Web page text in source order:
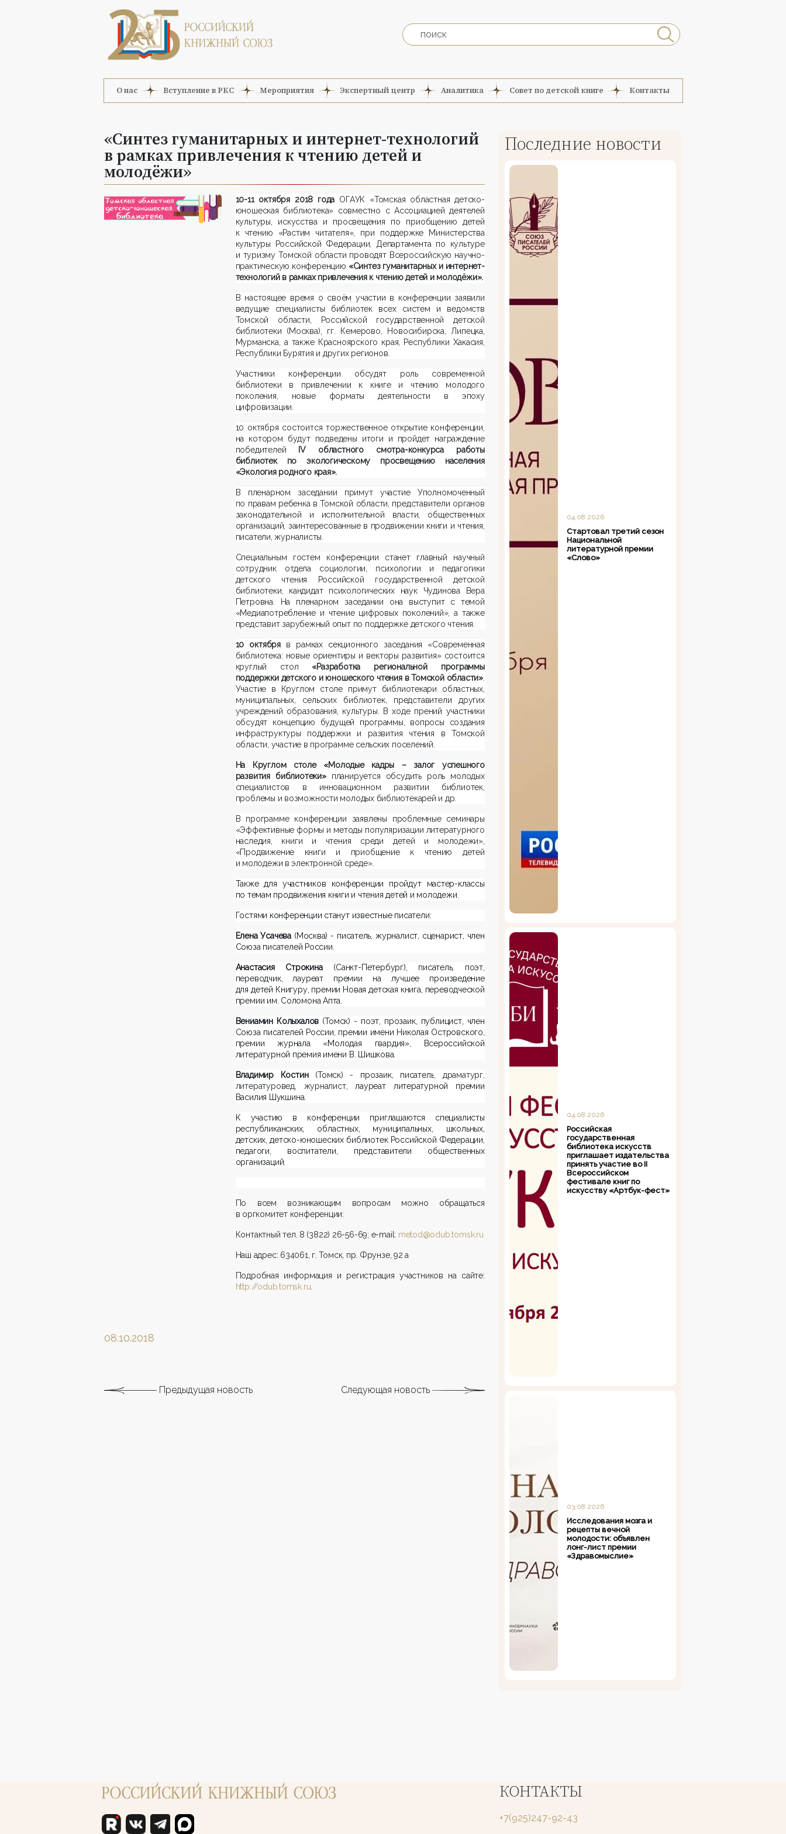
О нас Вступление в РКС Мероприятия Экспертный центр Аналитика Совет по детской книге Контакты
«Синтез гуманитарных и интернет-технологий
в рамках привлечения к чтению детей и
молодёжи»
10-11 октября 2018 года ОГАУК «Томская областная детско-
юношеская библиотека» совместно с Ассоциацией деятелей
культуры, искусства и просвещения по приобщению детей
к чтению «Растим читателя», при поддержке Министерства
культуры Российской Федерации, Департамента по культуре
и туризму Томской области проводят Всероссийскую научно-
практическую конференцию «Синтез гуманитарных и интернет-
технологий в рамках привлечения к чтению детей и молодёжи».
В настоящее время о своём участии в конференции заявили
ведущие специалисты библиотек всех систем и ведомств
Томской области, Российской государственной детской
библиотеки (Москва), гг. Кемерово, Новосибирска, Липецка,
Мурманска, а также Красноярского края, Республики Хакасия,
Республики Бурятия и других регионов
Участники конференции обсудят роль современной
библиотеки в привлечении к книге и чтению молодого
поколения, новые форматы деятельности в эпоху
цифровизации.
10 октября состоится торжественное открытие конференции,
на котором будут подведены итоги и пройдет награждение
победителей IV областного смотра-конкурса работы
библиотек по экологическому просвещению населения
«Экология родного края».
В пленарном заседании примут участие Уполномоченный
по правам ребенка в Томской области, представители органов
законодательной и исполнительной власти, общественных
организаций, заинтересованные в продвижении книги и чтения,
писатели, журналисты.
Специальным гостем конференции станет главный научный
сотрудник отдела социологии, психологии и педагогики
детского чтения Российской государственной детской
библиотеки, кандидат психологических наук Чудинова Вера
Петровна. На пленарном заседании она выступит с темой
«Медиапотребление и чтение цифровых поколений», а также
представит зарубежный опыт по поддержке детского чтения.
10 октябряв рамках секционного заседания «Современная
библиотека: новые ориентиры и векторы развития» состоится
круглый стол «Разработка региональной программы
поддержки детского и юношеского чтения в Томской области»
Участие в Круглом столе примут библиотекари областных,
муниципальных, сельских библиотек, представители других
учреждений образования, культуры. В ходе прений участники
обсудят концепцию будущей программы, вопросы создания
инфраструктуры поддержки и развития чтения в Томской
области, участие в программе сельских поселений.
На Круглом столе «Молодые кадры – залог успешного
развития библиотеки»планируется обсудить роль молодых
специалистов в инновационном развитии библиотек,
проблемы и возможности молодых библиотекарей и др.
В программе конференции заявлены проблемные семинары
«Эффективные формы и методы популяризации литературного
наследия, книги и чтения среди детей и молодежи»,
«Продвижение книги и приобщение к чтению детей
и молодежи в электронной среде».
Также для участников конференции пройдут мастер-классы
по темам продвижения книги и чтения детей и молодежи.
Гостями конференции станут известные писатели:
Елена Усачева (Москва) - писатель, журналист, сценарист, член
Союза писателей России.
Анастасия Строкина (Санкт-Петербург),
писатель, поэт,
переводчик, лауреат премии на лучшее произведение
для детей Книгуру, премии Новая детская книга, переводческой
премии им. Соломона Апта.
Вениамин Колыхалов (Томск) - поэт, прозаик, публицист, член
Союза писателей России, премии имени Николая Островского,
премии журнала «Молодая гвардия»,
Всероссийской
литературной премия имени В. Шишкова.
Владимир Костин(Томск) - прозаик, писатель , драматург,
литературовед, журналист, лауреат литературной премии
Василия Шукшина.
К участию в конференции приглашаются специалисты
республиканских, областных, муниципальных, школьных,
детских, детско-юношеских библиотек Российской Федерации,
педагоги, воспитатели, представители общественных
организаций.
По всем возникающим вопросам можно обращаться
в оргкомитет конференции:
Контактный тел. 8 (3822) 26-56-69; e-mail: metod@odub.tomsk.ru
Наш адрес: 634061, г. Томск, пр. Фрунзе, 92 а
Подробная информация и регистрация участников на сайте:
http://odub.tomsk.ru
08.10.2018
Предыдущая новость Следующая новость
Последние новости
04.08.2026
Стартовал третий сезон
Национальной
литературной премии
«Слово»
04.08.2026
Российская
государственная
библиотека искусств
приглашает издательства
принять участие во II
Всероссийском
фестивале книг по
искусству «Артбук-фест»
03.08.2026
Исследования мозга и
рецепты вечной
молодости: объявлен
лонг-лист премии
«Здравомыслие»
КОНТАКТЫ
+7(925)247-92-43